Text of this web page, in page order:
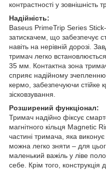
контрастності у зовнішність
Надійність:
Baseus PrimeTrip Series
затискачем, що забезпечує
навіть на нерівній дорозі.
тримач легко
35 мм. Контактна зона
сприяє надійному
кермо, забезпечуючи стійке
зісковзування.
Розширений функціонал:
Тримач надійно фіксує
магнітного кільця Magnetic
частині тримача, яка
можна легко зняти – для
маленький важіль у ліве
себе. Крім того,